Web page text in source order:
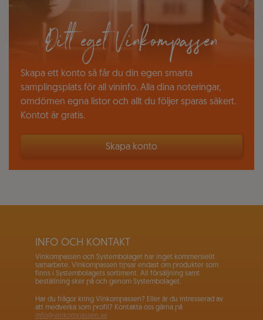
Ditt eget Vinkompassen
Skapa ett konto så får du din egen smarta
samplingsplats för all vininfo. Alla dina noteringar,
omdömen egna listor och allt du följer sparas säkert.
Kontot är gratis.
Skapa konto
INFO OCH KONTAKT
Vinkompassen och Systembolaget har inget kommersiellt
samarbete. Vinkompassen tipsar endast om produkter som
finns i Systembolagets sortiment. All försäljning samt
beställning sker på och genom Systembolaget.
Har du frågor kring Vinkompassen? Eller är du intresserad av
att medverka som profil? Kontakta oss gärna på
info@vinkompassen.se